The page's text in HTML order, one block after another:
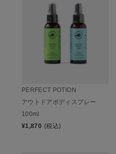
PERFECT POTION
アウトドアボディスプレー
100ml
¥1,870 (税込)